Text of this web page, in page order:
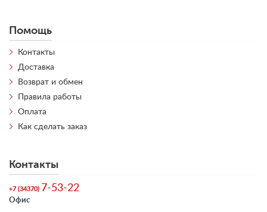
Помощь
Контакты
Доставка
Возврат и обмен
Правила работы
Оплата
Как сделать заказ
Контакты
+7 (34370) 7-53-22
Офис